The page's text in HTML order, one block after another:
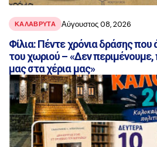
ΚΑΛΑΒΡΥΤΑ Αύγουστος 08, 2026
Φίλια: Πέντε χρόνια δράσης που
του χωριού – «Δεν περιμένουμε,
μας στα χέρια μας»